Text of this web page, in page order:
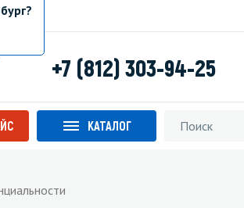
+7 (812) 303-94-25
КАТАЛОГ